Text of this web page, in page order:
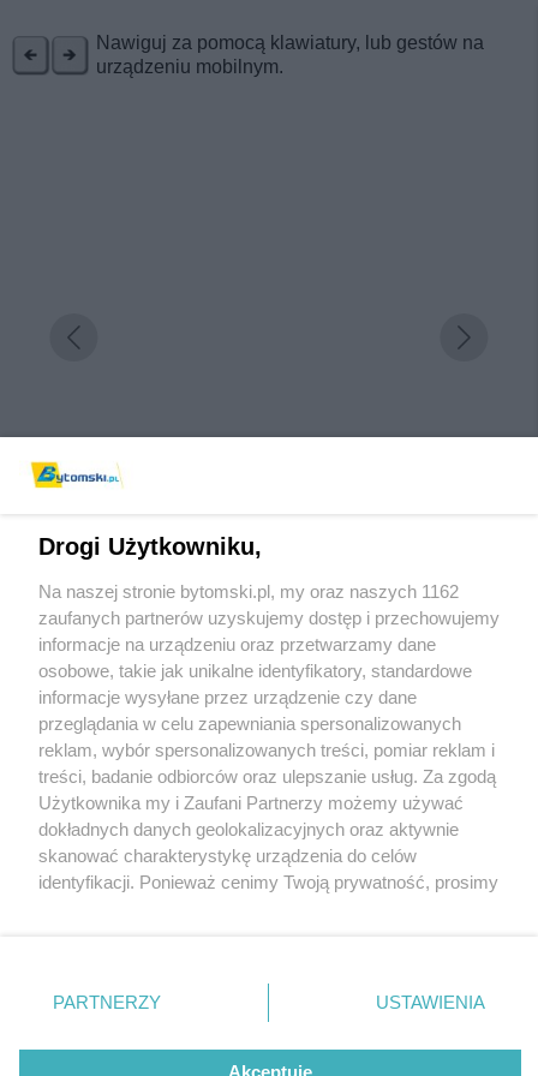
Nawiguj za pomocą klawiatury, lub gestów na
urządzeniu mobilnym.
Halloween w Bel Mare w Międzyzdrojach?
2 / 1
Wydawca mediów lokalnych
Nie zapomnij
zapoznać się z:
polityką prywatności regulamin korzystania z portali
Twojemiasto
Piekary Śląskie
Chorzów
Tarnowskie Góry
Gliwice
Skontakuj sięz nami
Kontakt
Wydawca
Pogoda
Drogi Użytkowniku,
Na naszej stronie bytomski.pl, my oraz naszych 1162
zaufanych partnerów uzyskujemy dostęp i przechowujemy
informacje na urządzeniu oraz przetwarzamy dane
osobowe, takie jak unikalne identyfikatory, standardowe
informacje wysyłane przez urządzenie czy dane
przeglądania w celu zapewniania spersonalizowanych
reklam, wybór spersonalizowanych treści, pomiar reklam i
treści, badanie odbiorców oraz ulepszanie usług. Za zgodą
Użytkownika my i Zaufani Partnerzy możemy używać
dokładnych danych geolokalizacyjnych oraz aktywnie
skanować charakterystykę urządzenia do celów
identyfikacji. Ponieważ cenimy Twoją prywatność, prosimy
prywatności znajdujący się w lewym dolnym rogu strony
. Niektóre rodzaje przetwarzania danych nie wymagają
zgody użytkownika, ale masz prawo sprzeciwić się
takiemu przetwarzaniu. Preferencje będą miały
PARTNERZY USTAWIENIA
Akceptuję